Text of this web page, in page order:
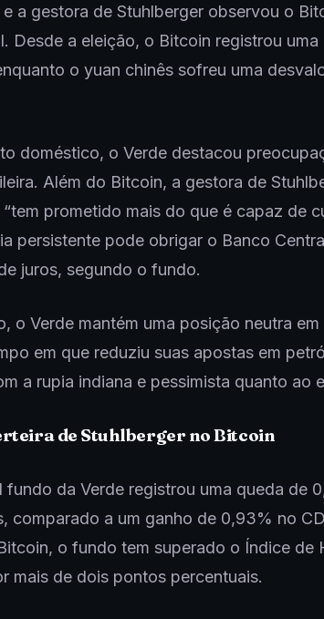
a gestora de Stuhlberger observou o
Desde a eleição, o Bitcoin registrou
o yuan chinês sofreu uma
doméstico, o Verde destacou
Além do Bitcoin, a gestora de
prometido mais do que é capaz de
persistente pode obrigar o Banco
juros, segundo o fundo.
o Verde mantém uma posição neutra
em que reduziu suas apostas em
a rupia indiana e pessimista quanto ao
de Stuhlberger no Bitcoin
fundo da Verde registrou uma queda de
comparado a um ganho de 0,93% no
o fundo tem superado o Índice de
mais de dois pontos percentuais.